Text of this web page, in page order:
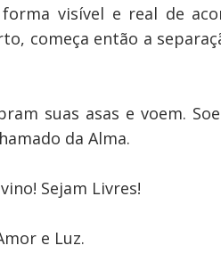
visível e real de
começa então a
suas asas e voem.
da Alma.
Sejam Livres!
e Luz.